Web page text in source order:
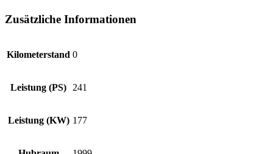
Zusätzliche Informationen
Kilometerstand 0
Leistung (PS) 241
Leistung (KW) 177